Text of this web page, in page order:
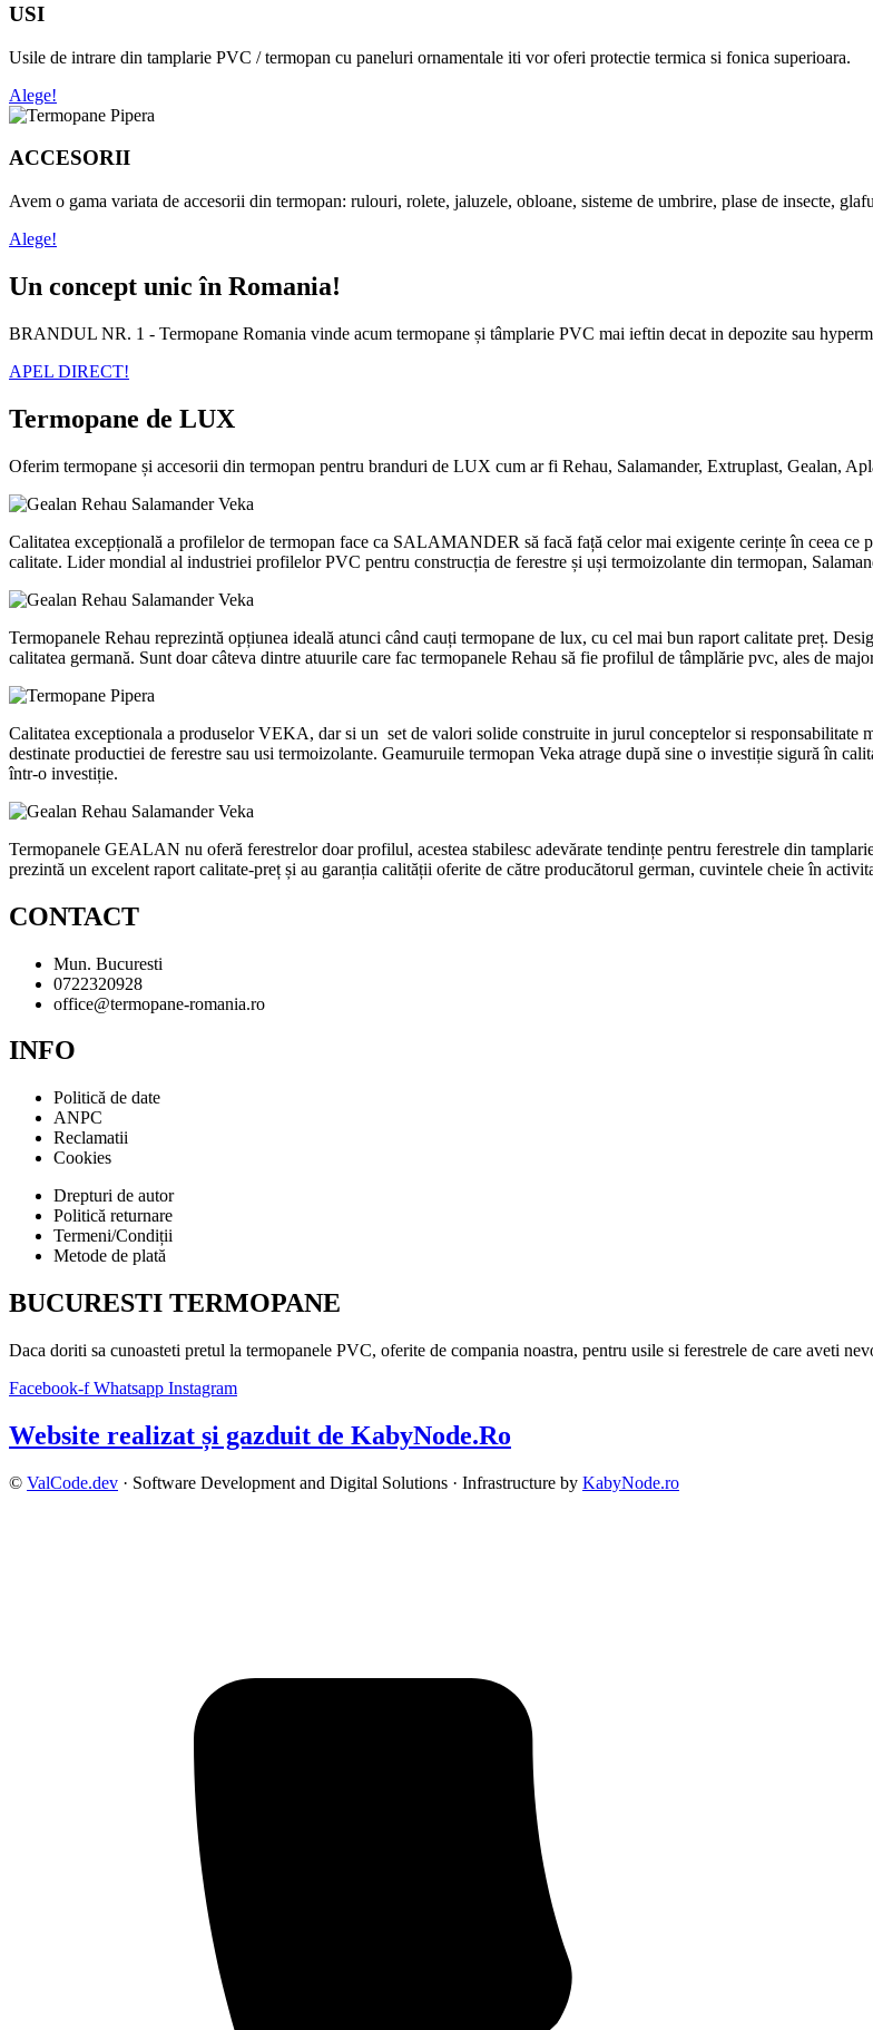
USI
Usile de intrare din tamplarie PVC / termopan cu paneluri ornamentale iti vor oferi protectie termica si fonica superioara.
Alege!
ACCESORII
Avem o gama variata de accesorii din termopan: rulouri, rolete, jaluzele, obloane, sisteme de umbrire, plase de insecte,
Alege!
Un concept unic în Romania!
BRANDUL NR. 1 - Termopane Romania vinde acum termopane și tâmplarie PVC mai ieftin decat in depozite sau
APEL DIRECT!
Termopane de LUX
Oferim termopane și accesorii din termopan pentru branduri de LUX cum ar fi Rehau, Salamander, Extruplast, Gealan,
Calitatea excepțională a profilelor de termopan face ca SALAMANDER să facă față celor mai exigente cerințe în ceea ce
calitate. Lider mondial al industriei profilelor PVC pentru construcția de ferestre și uși termoizolante din termopan,
Termopanele Rehau reprezintă opțiunea ideală atunci când cauți termopane de lux, cu cel mai bun raport calitate preț.
calitatea germană. Sunt doar câteva dintre atuurile care fac termopanele Rehau să fie profilul de tâmplărie pvc, ales de
Calitatea exceptionala a produselor VEKA, dar si un set de valori solide construite in jurul conceptelor si
destinate productiei de ferestre sau usi termoizolante. Geamuruile termopan Veka atrage după sine o investiție sigură în
într-o investiție.
Termopanele GEALAN nu oferă ferestrelor doar profilul, acestea stabilesc adevărate tendințe pentru ferestrele din
prezintă un excelent raport calitate-preț și au garanția calității oferite de către producătorul german, cuvintele cheie în
CONTACT
Mun. Bucuresti
0722320928
office@termopane-romania.ro
INFO
Politică de date
ANPC
Reclamatii
Cookies
Drepturi de autor
Politică returnare
Termeni/Condiții
Metode de plată
BUCURESTI TERMOPANE
Daca doriti sa cunoasteti pretul la termopanele PVC, oferite de compania noastra, pentru usile si ferestrele de care aveti
Facebook-f Whatsapp Instagram
Website realizat și gazduit de KabyNode.Ro
© ValCode.dev · Software Development and Digital Solutions · Infrastructure by KabyNode.ro